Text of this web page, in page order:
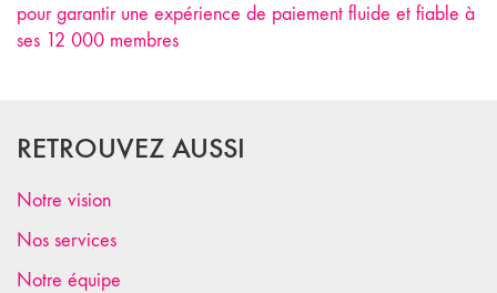
pour garantir une expérience de paiement fluide et fiable à
ses 12 000 membres
RETROUVEZ AUSSI
Notre vision
Nos services
Notre équipe